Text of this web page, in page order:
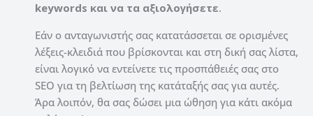
keywords και να τα αξιολογήσετε.
Εάν ο ανταγωνιστής σας κατατάσσεται σε ορισμένες
λέξεις-κλειδιά που βρίσκονται και στη δική σας λίστα,
είναι λογικό να εντείνετε τις προσπάθειές σας στο
SEO για τη βελτίωση της κατάταξής σας για αυτές.
Άρα λοιπόν, θα σας δώσει μια ώθηση για κάτι ακόμα